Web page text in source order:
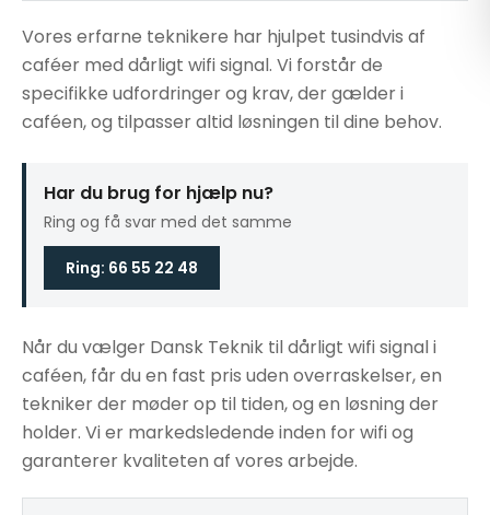
Vores erfarne teknikere har hjulpet tusindvis af
caféer med dårligt wifi signal. Vi forstår de
specifikke udfordringer og krav, der gælder i
caféen, og tilpasser altid løsningen til dine behov.
Har du brug for hjælp nu?
Ring og få svar med det samme
Ring: 66 55 22 48
Når du vælger Dansk Teknik til dårligt wifi signal i
caféen, får du en fast pris uden overraskelser, en
tekniker der møder op til tiden, og en løsning der
holder. Vi er markedsledende inden for wifi og
garanterer kvaliteten af vores arbejde.